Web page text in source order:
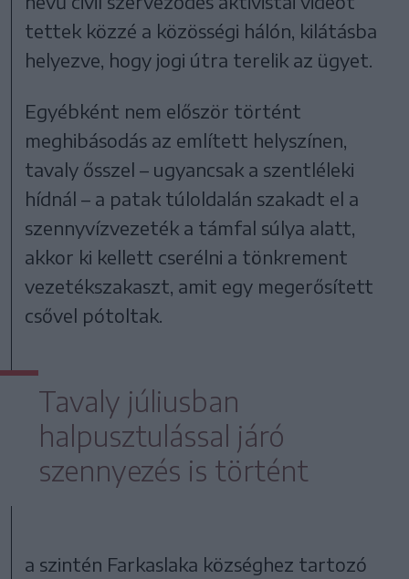
tettek közzé a közösségi hálón, kilátásba
helyezve, hogy jogi útra terelik az ügyet.
Egyébként nem először történt
meghibásodás az említett helyszínen,
tavaly ősszel – ugyancsak a szentléleki
hídnál – a patak túloldalán szakadt el a
szennyvízvezeték a támfal súlya alatt,
akkor ki kellett cserélni a tönkrement
vezetékszakaszt, amit egy megerősített
csővel pótoltak.
Tavaly júliusban
halpusztulással járó
szennyezés is történt
a szintén Farkaslaka községhez tartozó